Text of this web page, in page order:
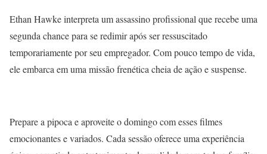
Ethan Hawke interpreta um assassino profissional que recebe uma
segunda chance para se redimir após ser ressuscitado
temporariamente por seu empregador. Com pouco tempo de vida,
ele embarca em uma missão frenética cheia de ação e suspense.
Prepare a pipoca e aproveite o domingo com esses filmes
emocionantes e variados. Cada sessão oferece uma experiência